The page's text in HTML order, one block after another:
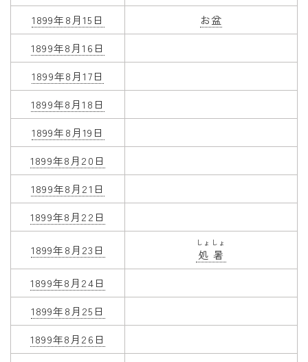
1899年8月15日
お盆
1899年8月16日
1899年8月17日
1899年8月18日
1899年8月19日
1899年8月20日
1899年8月21日
1899年8月22日
1899年8月23日 処暑
しょしょ
1899年8月24日
1899年8月25日
1899年8月26日